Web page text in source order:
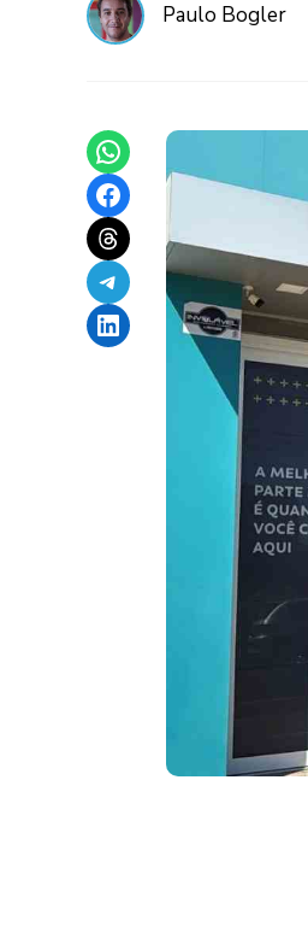
Paulo Bogler
Share on WhatsApp
Share on Facebook
Share on Threads
Share on Telegram
Share on LinkedIn